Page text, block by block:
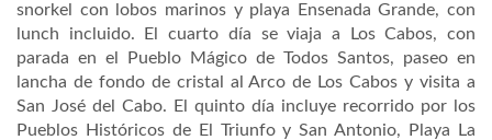
snorkel con lobos marinos y playa Ensenada Grande, con
lunch incluido. El cuarto día se viaja a Los Cabos, con
parada en el Pueblo Mágico de Todos Santos, paseo en
lancha de fondo de cristal al Arco de Los Cabos y visita a
San José del Cabo. El quinto día incluye recorrido por los
Pueblos Históricos de El Triunfo y San Antonio, Playa La